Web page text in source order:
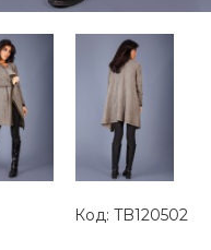
Код: TB120502